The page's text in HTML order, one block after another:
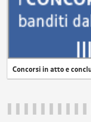
Concorsi in atto e